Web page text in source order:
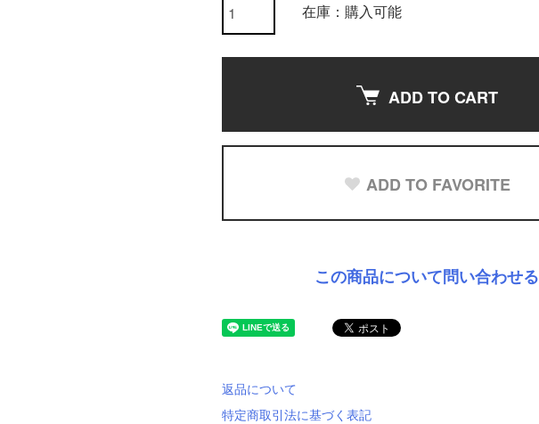
在庫：購入可能
ADD TO CART
ADD TO FAVORITE
この商品について問い合わせる
返品について
特定商取引法に基づく表記